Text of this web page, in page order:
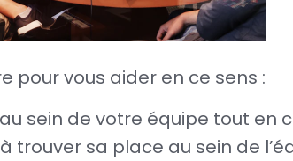
pour vous aider en ce sens :
sein de votre équipe tout en
sa place au sein de